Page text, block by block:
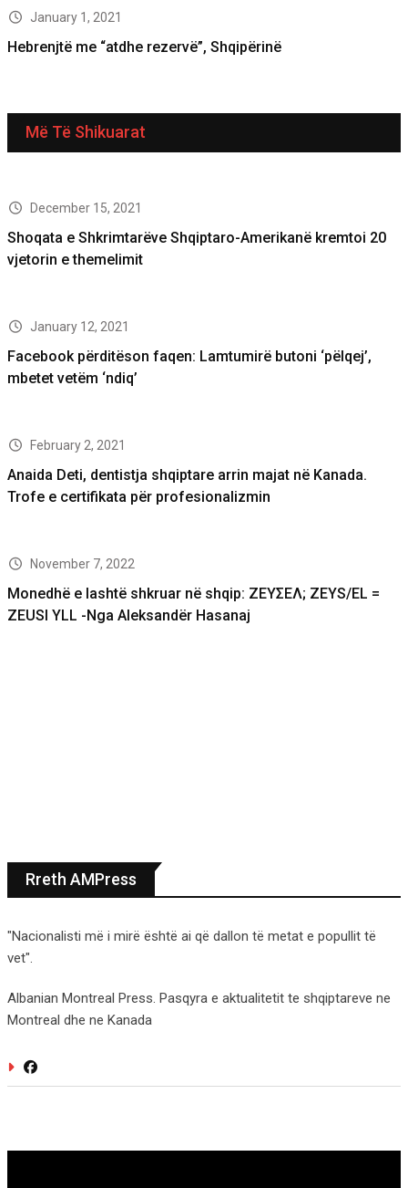
January 1, 2021
Hebrenjtë me “atdhe rezervë”, Shqipërinë
Më Të Shikuarat
December 15, 2021
Shoqata e Shkrimtarëve Shqiptaro-Amerikanë kremtoi 20
vjetorin e themelimit
January 12, 2021
Facebook përditëson faqen: Lamtumirë butoni ‘pëlqej’,
mbetet vetëm ‘ndiq’
February 2, 2021
Anaida Deti, dentistja shqiptare arrin majat në Kanada.
Trofe e certifikata për profesionalizmin
November 7, 2022
Monedhë e lashtë shkruar në shqip: ΖΕΥΣΕΛ; ZEYS/EL =
ZEUSI YLL -Nga Aleksandër Hasanaj
Rreth AMPress
"Nacionalisti më i mirë është ai që dallon të metat e popullit të
vet".
Albanian Montreal Press. Pasqyra e aktualitetit te shqiptareve ne
Montreal dhe ne Kanada